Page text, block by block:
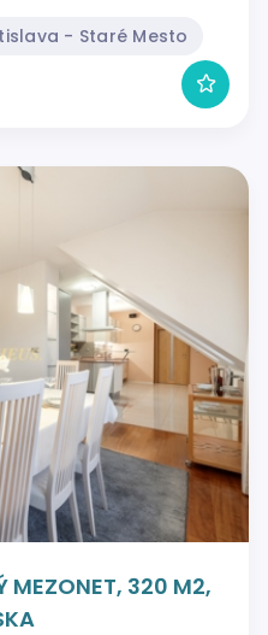
- Staré Mesto
MEZONET, 320 M2,